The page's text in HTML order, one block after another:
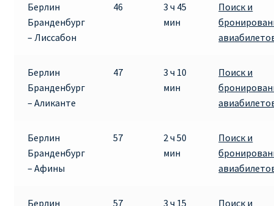
Берлин
Бранденбург
– Лиссабон
46
3 ч 45
мин
Поиск и
Берлин
Бранденбург
– Аликанте
47
3 ч 10
мин
Поиск и
Берлин
Бранденбург
– Афины
57
2 ч 50
мин
Поиск и
Берлин 57 3 ч 15 Поиск и